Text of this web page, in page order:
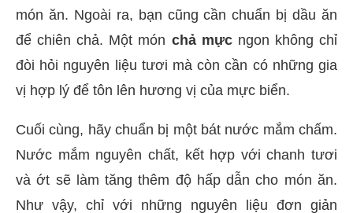
món ăn. Ngoài ra, bạn cũng cần chuẩn bị dầu ăn
để chiên chả. Một món chả mựcngon không chỉ
đòi hỏi nguyên liệu tươi mà còn cần có những gia
vị hợp lý để tôn lên hương vị của mực biển.
Cuối cùng, hãy chuẩn bị một bát nước mắm chấm.
Nước mắm nguyên chất, kết hợp với chanh tươi
và ớt sẽ làm tăng thêm độ hấp dẫn cho món ăn.
Như vậy, chỉ với những nguyên liệu đơn giản